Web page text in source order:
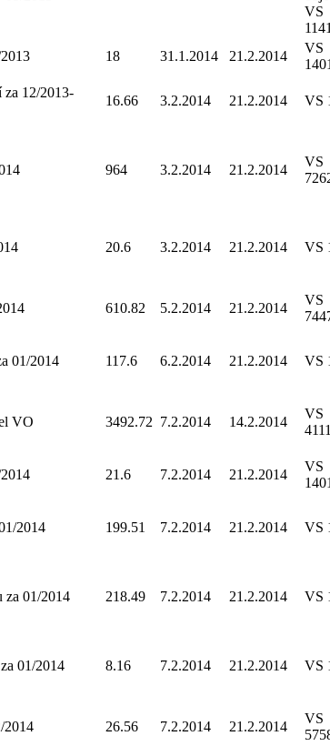
VS
18 31.1.2014 21.2.2014
VS
za 12/2013-
16.66 3.2.2014 21.2.2014 VS
964 3.2.2014 21.2.2014
VS
20.6 3.2.2014 21.2.2014 VS
610.82 5.2.2014 21.2.2014
VS
01/2014 117.6 6.2.2014 21.2.2014 VS
VO 3492.72 7.2.2014 14.2.2014
VS
21.6 7.2.2014 21.2.2014
VS
2014 199.51 7.2.2014 21.2.2014 VS
za 01/2014 218.49 7.2.2014 21.2.2014 VS
01/2014 8.16 7.2.2014 21.2.2014 VS
2014 26.56 7.2.2014 21.2.2014
VS